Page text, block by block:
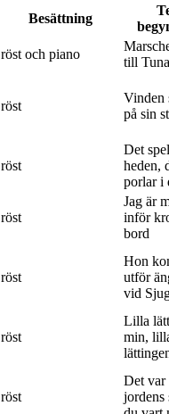
Besättning
röst och piano
till Tuna
röst
Vinden
på sin
röst
Det
heden,
porlar i
röst
Jag är
inför
bord
röst
Hon
utför
vid
röst
Lilla
min,
röst
Det var
jordens